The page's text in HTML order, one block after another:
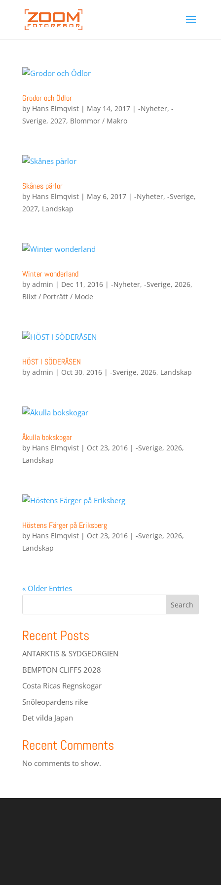
Grodor och Ödlor
by Hans Elmqvist| May 14, 2017| -Nyheter, -
Sverige, 2027, Blommor / Makro
Skånes pärlor
by Hans Elmqvist| May 6, 2017| -Nyheter, -Sverige,
2027, Landskap
Winter wonderland
by admin | Dec 11, 2016| -Nyheter, -Sverige, 2026,
Blixt / Porträtt / Mode
HÖST I SÖDERÅSEN
by admin | Oct 30, 2016| -Sverige, 2026, Landskap
Åkulla bokskogar
by Hans Elmqvist| Oct 23, 2016| -Sverige, 2026,
Landskap
Höstens Färger på Eriksberg
by Hans Elmqvist| Oct 23, 2016| -Sverige, 2026,
Landskap
« Older Entries
Search
Recent Posts
ANTARKTIS & SYDGEORGIEN
BEMPTON CLIFFS 2028
Costa Ricas Regnskogar
Snöleopardens rike
Det vilda Japan
Recent Comments
No comments to show.